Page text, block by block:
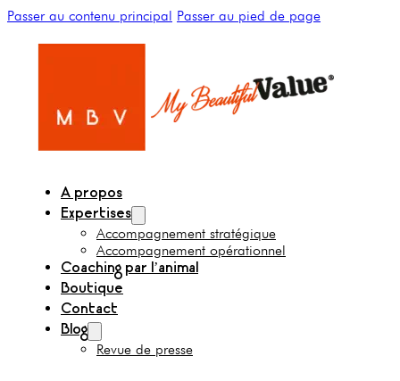
Passer au contenu principal Passer au pied de page
A propos
Expertises
Accompagnement stratégique
Accompagnement opérationnel
Coaching par l’animal
Boutique
Contact
Blog
Revue de presse